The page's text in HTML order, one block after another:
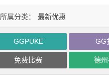
所属分类： 最新优惠
GGPUKE GG
免费比赛 德